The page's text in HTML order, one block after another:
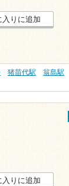
入りに追加
猪苗代駅 翁島駅
入りに追加